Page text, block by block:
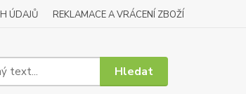
ÚDAJŮ REKLAMACE A VRÁCENÍ ZBOŽÍ
Hledat